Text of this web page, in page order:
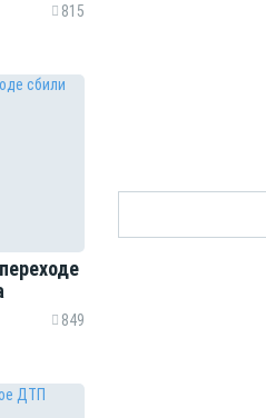
815
849